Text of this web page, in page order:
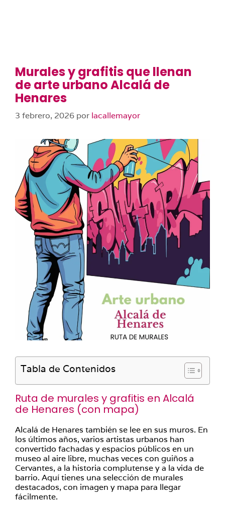
Murales y grafitis que llenan
de arte urbano Alcalá de
Henares
3 febrero, 2026 por lacallemayor
Tabla de Contenidos
Ruta de murales y grafitis en Alcalá
de Henares (con mapa)
Alcalá de Henares también se lee en sus muros. En
los últimos años, varios artistas urbanos han
convertido fachadas y espacios públicos en un
museo al aire libre, muchas veces con guiños a
Cervantes, a la historia complutense y a la vida de
barrio. Aquí tienes una selección de murales
destacados, con imagen y mapa para llegar
fácilmente.